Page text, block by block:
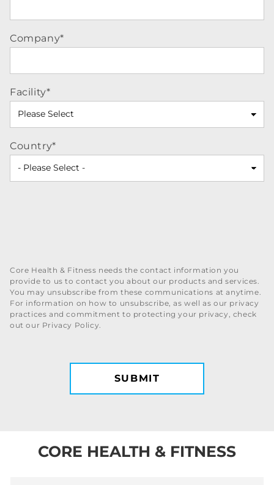
Company*
Facility*
Country*
Core Health & Fitness needs the contact information you
provide to us to contact you about our products and services.
You may unsubscribe from these communications at anytime.
For information on how to unsubscribe, as well as our privacy
practices and commitment to protecting your privacy, check
out our Privacy Policy.
CORE HEALTH & FITNESS